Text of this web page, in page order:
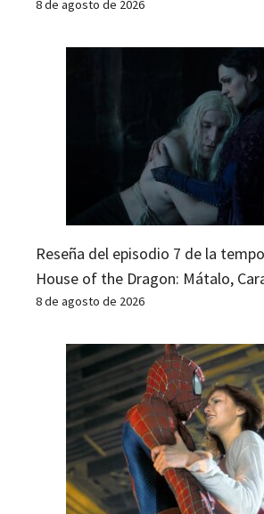
8 de agosto de 2026
Reseña del episodio 7 de la
House of the Dragon: Mátalo,
8 de agosto de 2026